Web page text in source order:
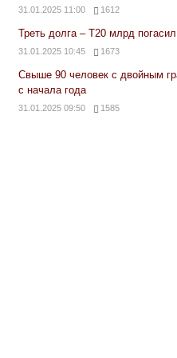
31.01.2025 11:00 1612
Треть долга – Т20 млрд
31.01.2025 10:45 1673
Свыше 90 человек с двойным
с начала года
31.01.2025 09:50 1585